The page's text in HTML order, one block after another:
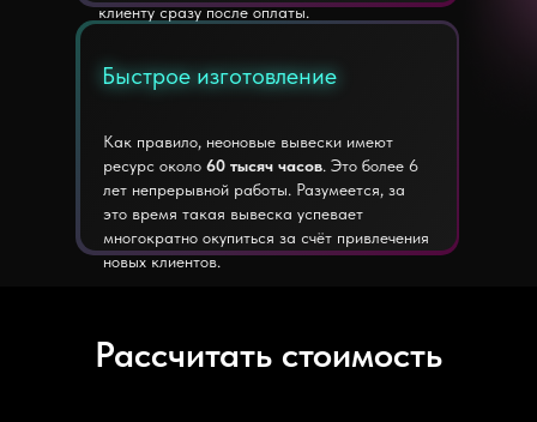
клиенту сразу после оплаты.
Как правило, неоновые вывески имеют
ресурс около 60 тысяч часов. Это более 6
лет непрерывной работы. Разумеется, за
это время такая вывеска успевает
многократно окупиться за счёт привлечения
новых клиентов.
Быстрое изготовление
Быстрое изготовление
Рассчитать стоимость